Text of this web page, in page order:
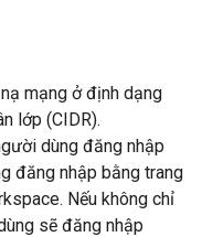
mạng ở định dạng
lớp (CIDR).
dùng đăng nhập
đăng nhập bằng trang
Nếu không chỉ
sẽ đăng nhập